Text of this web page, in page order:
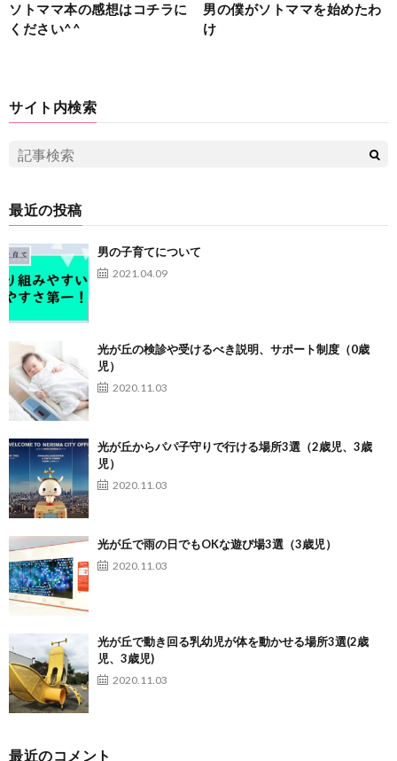
ソトママ本の感想はコチラに
ください^^
男の僕がソトママを始めたわ
け
サイト内検索
最近の投稿
男の子育てについて
2021.04.09
光が丘の検診や受けるべき説明、サポート制度（0歳
児）
2020.11.03
光が丘からパパ子守りで行ける場所3選（2歳児、3歳
児）
2020.11.03
光が丘で雨の日でもOKな遊び場3選（3歳児）
2020.11.03
光が丘で動き回る乳幼児が体を動かせる場所3選(2歳
児、3歳児)
2020.11.03
最近のコメント